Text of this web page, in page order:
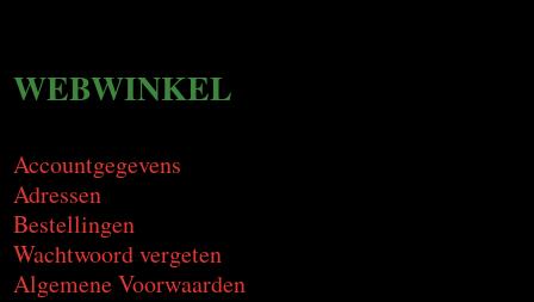
WEBWINKEL
Accountgegevens
Adressen
Bestellingen
Wachtwoord vergeten
Algemene Voorwaarden